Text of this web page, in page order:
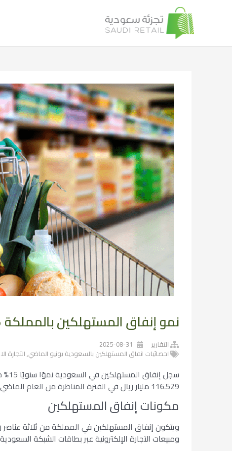
نمو إنفاق المستهلكين بالمملكة 15% يوليو الماضي
التقارير 2025-08-31
احصائيات انفاق المستهلكين بالسعودية يونيو الماضي,التجارة
116.529 مليار ريال في الفترة المناظرة من العام الماضي.
مكونات إنفاق المستهلكين
ويتكون إنفاق المستهلكين في المملكة من ثلاثة عناصر
ومبيعات التجارة الإلكترونية عبر بطاقات الشبكة